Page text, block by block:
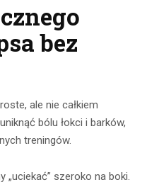
bez
ale nie całkiem
bólu łokci i barków,
treningów.
„uciekać” szeroko na boki.